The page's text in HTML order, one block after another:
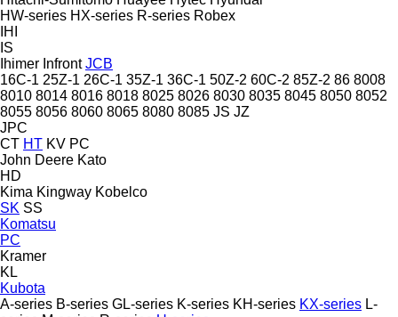
HW-series HX-series R-series Robex
IHI
IS
Ihimer Infront JCB
16C-1 25Z-1 26C-1 35Z-1 36C-1 50Z-2 60C-2 85Z-2 86 8008
8010 8014 8016 8018 8025 8026 8030 8035 8045 8050 8052
8055 8056 8060 8065 8080 8085 JS JZ
JPC
CT HT KV PC
John Deere Kato
HD
Kima Kingway Kobelco
SK SS
Komatsu
PC
Kramer
KL
Kubota
A-series B-series GL-series K-series KH-series KX-series L-